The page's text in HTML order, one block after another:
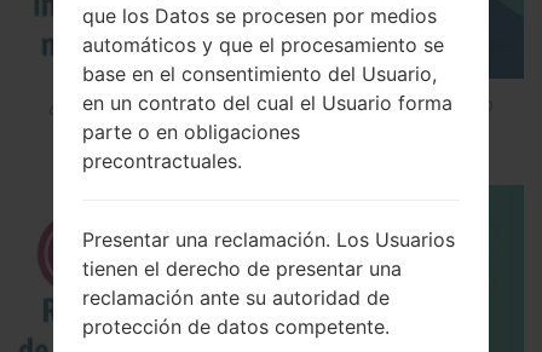
¿Cómo instalar Firmware Oficial en el teléfono
inteligente de LG mediante LG UP?
que los Datos se procesen por medios
automáticos y que el procesamiento se
base en el consentimiento del Usuario,
en un contrato del cual el Usuario forma
parte o en obligaciones
precontractuales.
Presentar una reclamación. Los Usuarios
tienen el derecho de presentar una
reclamación ante su autoridad de
protección de datos competente.